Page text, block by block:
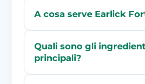
A cosa serve Earlick
Quali sono gli
principali?